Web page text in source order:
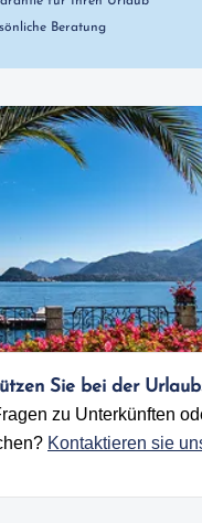
Beratung
Sie bei der
zu Unterkünften
Kontaktieren sie